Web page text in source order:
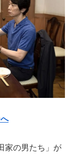
家の男たち」が